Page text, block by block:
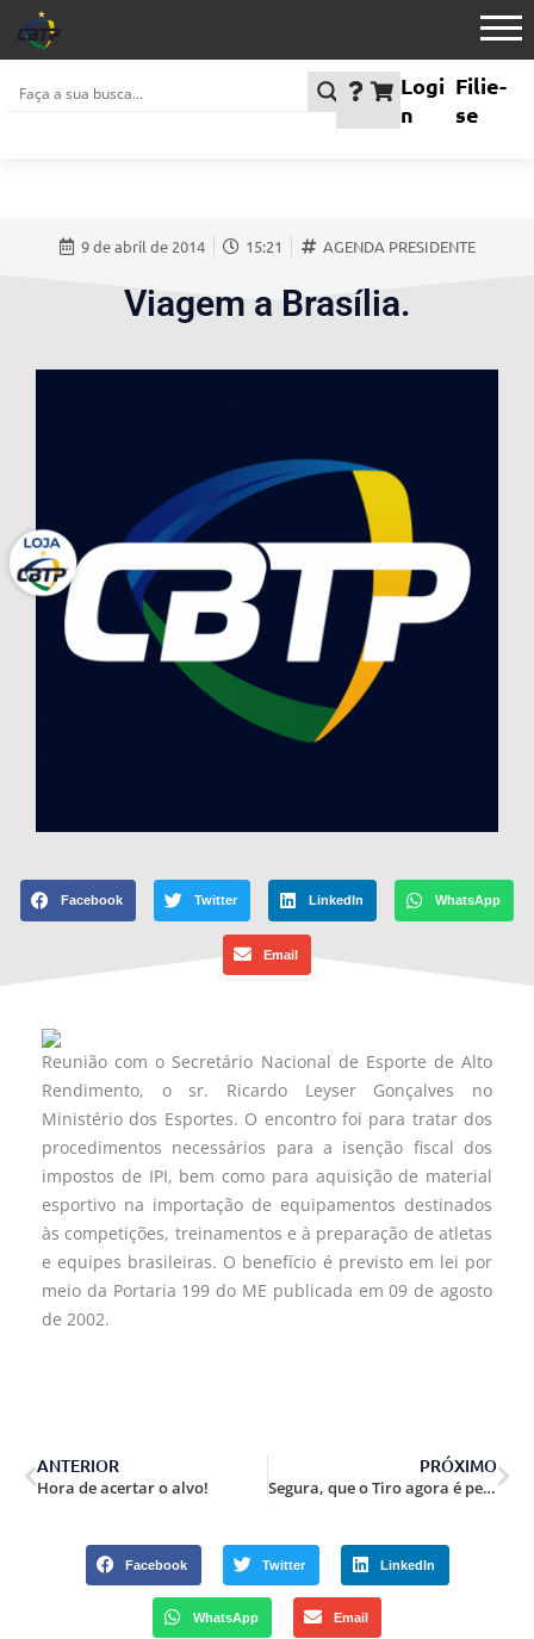
Logi
n
Filie-
se
9 de abril de 2014 15:21 AGENDA PRESIDENTE
Viagem a Brasília.
Facebook Twitter LinkedIn WhatsApp
Email
Reunião com o Secretário Nacional de Esporte de Alto
Rendimento, o sr. Ricardo Leyser Gonçalves no
Ministério dos Esportes. O encontro foi para tratar dos
procedimentos necessários para a isenção fiscal dos
impostos de IPI, bem como para aquisição de material
esportivo na importação de equipamentos destinados
às competições, treinamentos e à preparação de atletas
e equipes brasileiras. O benefício é previsto em lei por
meio da Portaria 199 do ME publicada em 09 de agosto
de 2002.
ANTERIOR
Hora de acertar o alvo!
PRÓXIMO
Segura, que o Tiro agora é pesado!
Facebook Twitter LinkedIn
WhatsApp Email